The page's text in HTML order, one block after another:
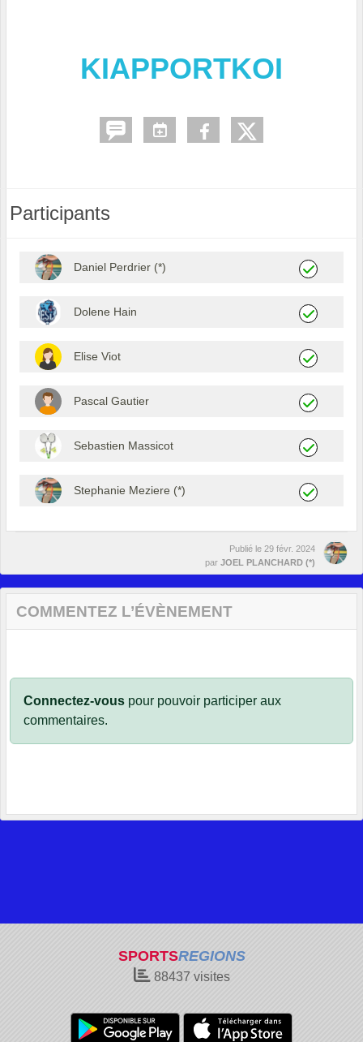
KIAPPORTKOI
Participants
Daniel Perdrier (*)
Dolene Hain
Elise Viot
Pascal Gautier
Sebastien Massicot
Stephanie Meziere (*)
Publié le 29 févr. 2024
par JOEL PLANCHARD (*)
COMMENTEZ L’ÉVÈNEMENT
Connectez-vous pour pouvoir participer aux
commentaires.
SPORTSREGIONS
88437 visites